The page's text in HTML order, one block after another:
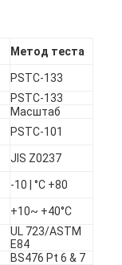
Метод теста
PSTC-133
PSTC-133
Масштаб
PSTC-101
JIS Z0237
-10 | °C +80
+10~ +40°C
UL 723/ASTM
E84
BS476 Pt 6 & 7